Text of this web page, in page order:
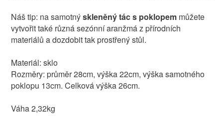
Náš tip: na samotnýskleněný tác s poklopemmůžete
vytvořit také různá sezónní aranžmá z přírodních
materiálů a dozdobit tak prostřený stůl.
Materiál: sklo
Rozměry: průměr 28cm, výška 22cm, výška samotného
poklopu 13cm. Celková výška 26cm.
Váha 2,32kg